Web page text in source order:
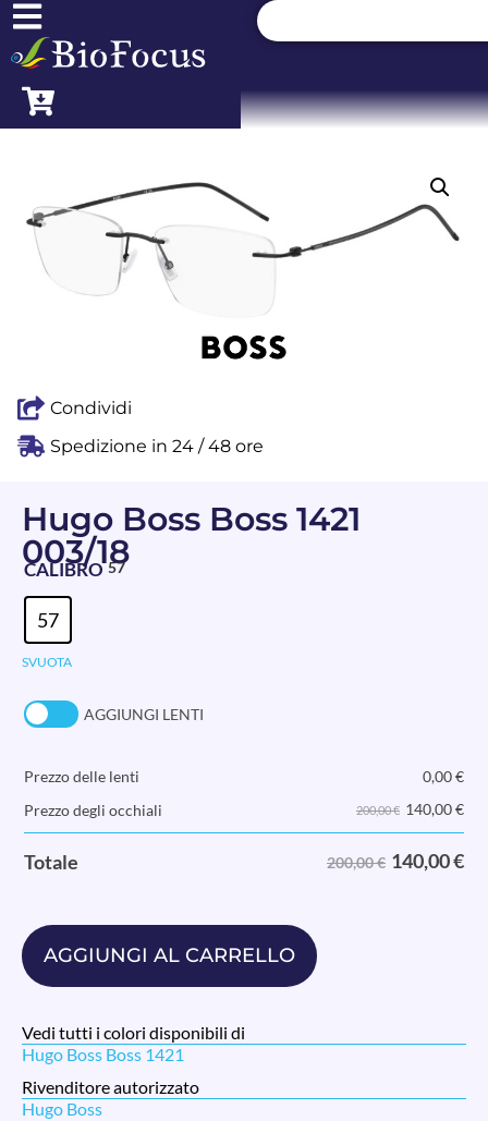
Condividi
Spedizione in 24 / 48 ore
Hugo Boss Boss 1421
003/18
CALIBRO 57
57
SVUOTA
AGGIUNGI LENTI
Prezzo delle lenti 0,00€
Prezzo degli occhiali
200,00 € 140,00€
Totale 200,00 € 140,00€
AGGIUNGI AL CARRELLO
Vedi tutti i colori disponibili di
Hugo Boss Boss 1421
Rivenditore autorizzato
Hugo Boss